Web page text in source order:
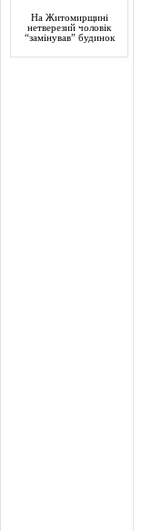
На Житомирщині
нетверезий чоловік
“замінував” будинок